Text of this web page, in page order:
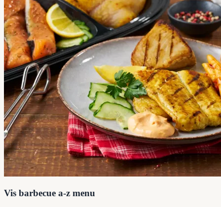
Vis barbecue a-z menu